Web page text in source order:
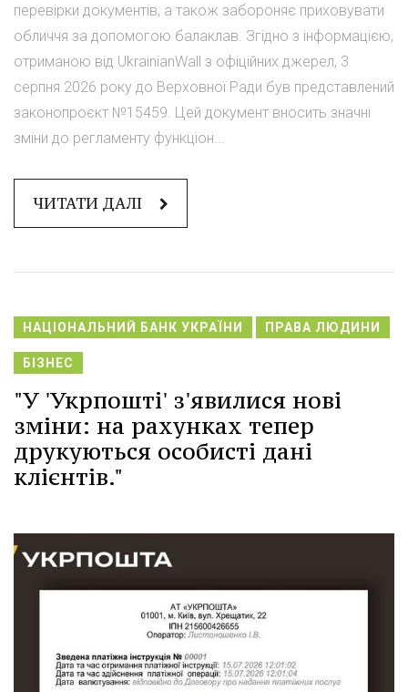
перевірки документів, а також забороняє приховувати
обличчя за допомогою балаклав. Згідно з інформацією,
отриманою від UkrainianWall з офіційних джерел, 3
серпня 2026 року до Верховної Ради був представлений
законопроєкт №15459. Цей документ вносить значні
зміни до регламенту функціон...
ЧИТАТИ ДАЛІ
НАЦІОНАЛЬНИЙ БАНК УКРАЇНИ ПРАВА ЛЮДИНИ
БІЗНЕС
"У 'Укрпошті' з'явилися нові
зміни: на рахунках тепер
друкуються особисті дані
клієнтів."